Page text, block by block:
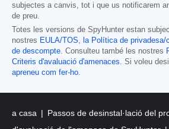
subjectes a canvis, tot i que us notificarem
de preu.
Totes les versions de SpyHunter estan
nostres EULA/TOS la Política de privadesa/
de descompte . Consulteu també les nostres
Criteris d'avaluació d'amenaces . Si voleu
apreneu com fer-ho
a casa Passos de desinstal·lació del